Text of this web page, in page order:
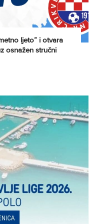
ljeto” i otvara
osnažen stručni